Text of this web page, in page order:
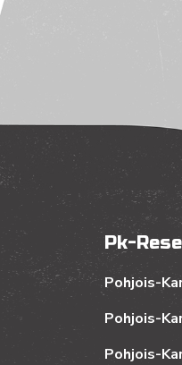
Pk-
Pohjois-
Pohjois-
Pohjois-